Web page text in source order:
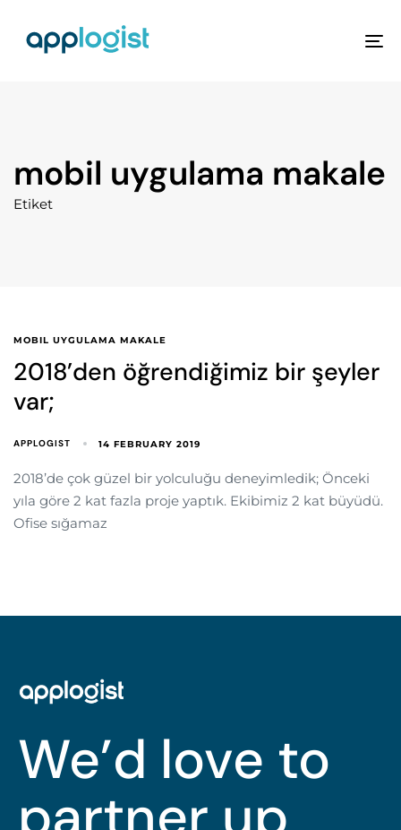
mobil uygulama makale
Etiket
MOBIL UYGULAMA MAKALE
2018’den öğrendiğimiz bir şeyler
var;
APPLOGIST 14 FEBRUARY 2019
2018’de çok güzel bir yolculuğu deneyimledik; Önceki
yıla göre 2 kat fazla proje yaptık. Ekibimiz 2 kat büyüdü.
Ofise sığamaz
We’d love to